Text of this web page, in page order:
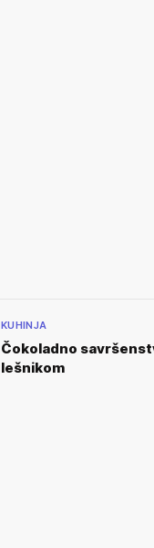
KUHINJA
Čokoladno
lešnikom